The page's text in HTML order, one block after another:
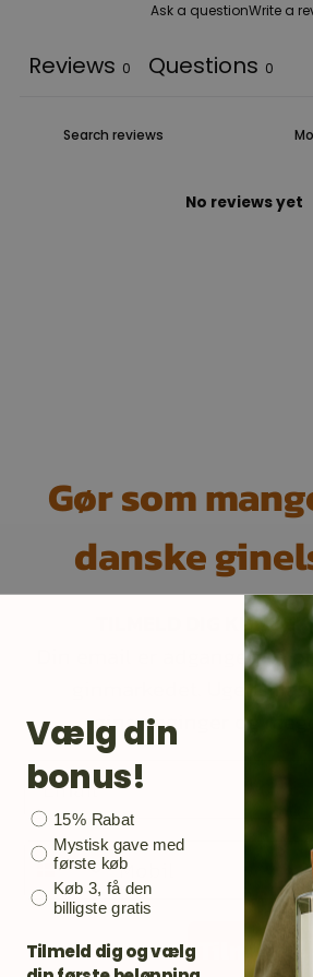
Ask a questionWrite a
Reviews 0 Questions 0
No reviews yet
Gør som
danske
TILMELD DIG
Din email er adgangen til
ginmarkedet. Ugens
ginsmaginger og
Email
Mobil
Tilmeld
Vælg din
bonus!
Bonusgave
15% Rabat
Mystisk gave med
første køb
Køb 3, få den
billigste gratis
Tilmeld dig og vælg